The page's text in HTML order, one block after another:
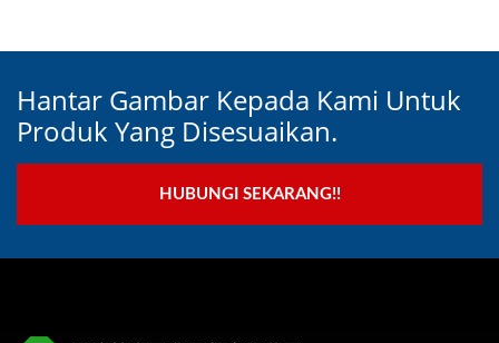
Hantar Gambar Kepada Kami Untuk
Produk Yang Disesuaikan.
HUBUNGI SEKARANG!!